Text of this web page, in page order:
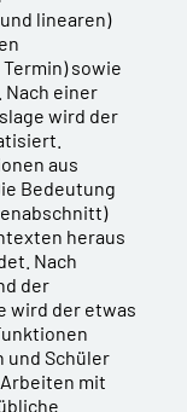
linearen)
sowie
Nach einer
wird der
aus
Bedeutung
heraus
Nach
der
wird der etwas
und Schüler
mit